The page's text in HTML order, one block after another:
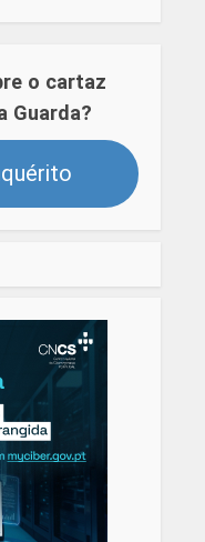
o cartaz
Guarda?